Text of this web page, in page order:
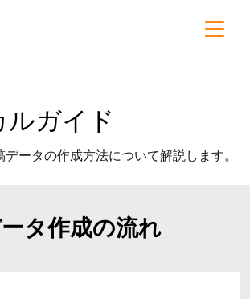
ルガイド
ータの作成方法について解説します。
タ作成の流れ